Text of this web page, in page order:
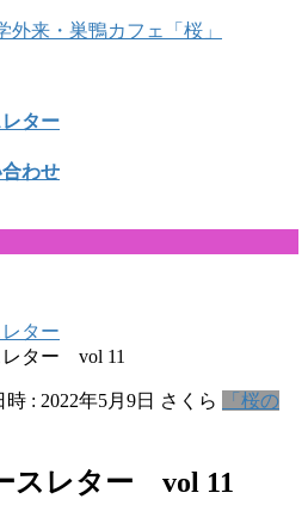
レター
わせ
ター
レター vol 11
時 : 2022年5月9日 さくら
「桜の
スレター vol 11